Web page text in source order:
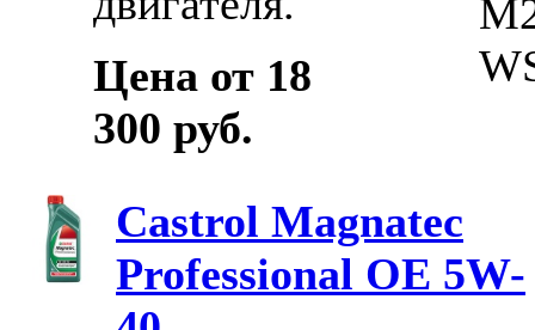
Цена от 18
300 руб.
Castrol Magnatec
Professional OE 5W-